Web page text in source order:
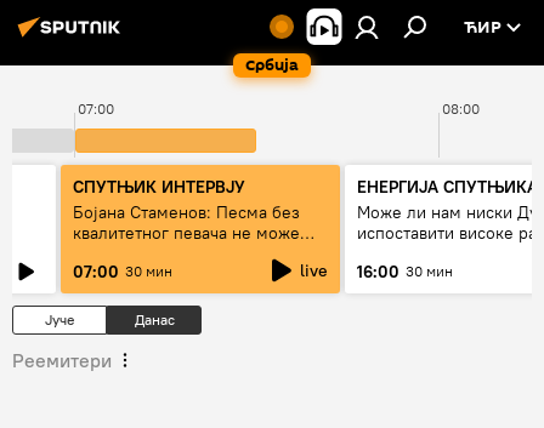
Србија
ЋИР
07:00 08:00
СПУТЊИК ИНТЕРВЈУ
Бојана Стаменов: Песма без
квалитетног певача не може
07:00 30 мин live
ЕНЕРГИЈА СПУТЊИКА
Може ли нам ниски
испоставити високе
16:00 30 мин
Јуче Данас
Реемитери